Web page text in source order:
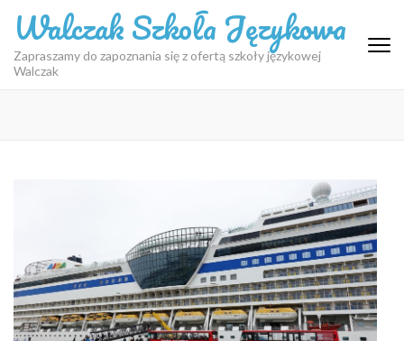
Skip
content
(Press
Walczak Szkoła Językowa
Zapraszamy do zapoznania się z ofertą szkoły językowej
Walczak